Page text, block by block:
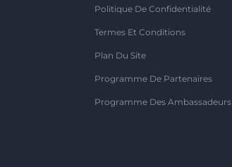
Politique De Confidentialité
Termes Et Conditions
Plan Du Site
Programme De Partenaires
Programme Des Ambassadeurs